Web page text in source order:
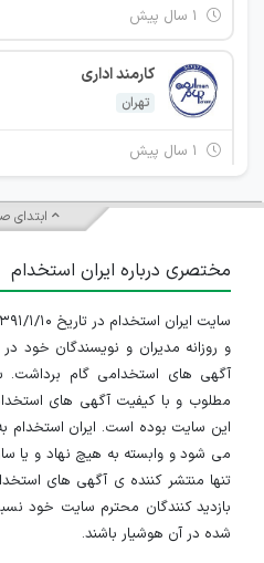
کارمند اداری
تهران
استخدام مهندس
۲ سال پیش
کارشناس کنترل پروژه
خوزستان
۲ سال پیش
کارشناس مناقصات
خوزستان
ابتدای
مختصری درباره ایران استخدام
و روزانه مدیران و نویسندگان خود
آگهی های استخدامی گام برداشت.
مطلوب و با کیفیت آگهی های
این سایت بوده است. ایران
می شود و وابسته به هیچ نهاد و یا
تنها منتشر کننده ی آگهی های
بازدید کنندگان محترم سایت خود
شده در آن هوشیار باشند.